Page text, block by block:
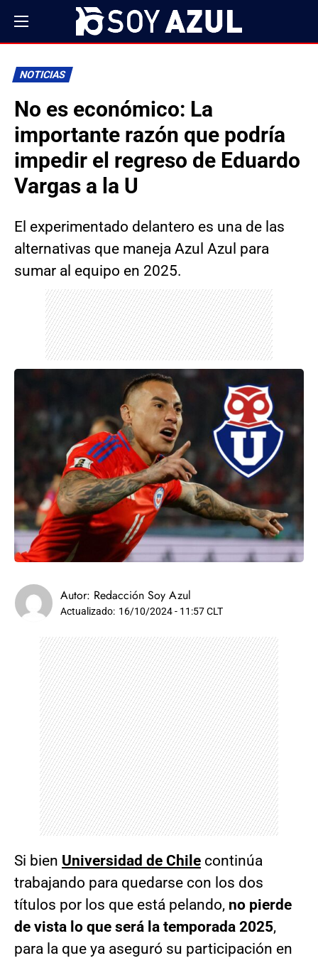
NOTICIAS
No es económico: La
importante razón que podría
impedir el regreso de Eduardo
Vargas a la U
El experimentado delantero es una de las
alternativas que maneja Azul Azul para
sumar al equipo en 2025.
Autor: Redacción Soy Azul
Actualizado: 16/10/2024 - 11:57 CLT
Si bien Universidad de Chile continúa
trabajando para quedarse con los dos
títulos por los que está pelando, no pierde
de vista lo que será la temporada 2025,
para la que ya aseguró su participación en